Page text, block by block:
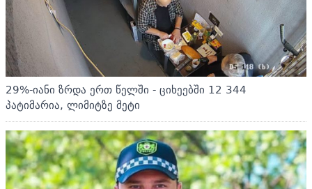
29%-იანი ზრდა ერთ წელში - ციხეებში 12 344
პატიმარია, ლიმიტზე მეტი